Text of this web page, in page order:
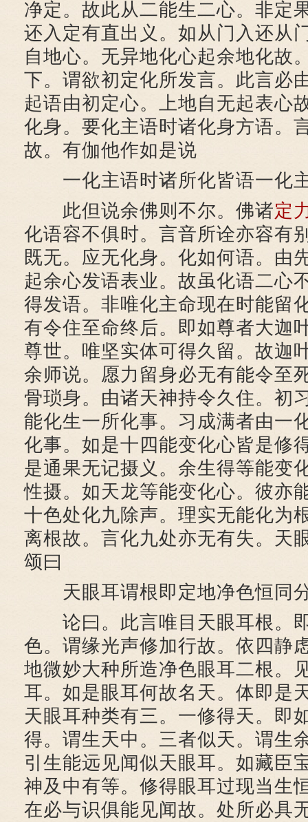
净定。故此从二能生二心。非定
还入定有直出义。如从门入还从
自地心。无异地化心起余地化故
下。谓欲初定化所发言。此言必
起语由初定心。上地自无起表心
化身。要化主语时诸化身方语。
故。有伽他作如是说
一化主语时诸所化皆语一化
此但说余佛则不尔。佛诸定
化语容不俱时。言音所诠亦容有
既无。应无化身。化如何语。由
起余心发语表业。故虽化语二心
得发语。非唯化主命现在时能留
有令住至命终后。即如尊者大迦
尊世。唯坚实体可得久留。故迦
余师说。愿力留身必无有能令至
骨琐身。由诸天神持令久住。初
能化生一所化事。习成满者由一
化事。如是十四能变化心皆是修
是通果无记摄义。余生得等能变
性摄。如天龙等能变化心。彼亦
十色处化九除声。理实无能化为
离根故。言化九处亦无有失。天
颂曰
天眼耳谓根即定地净色恒同
论曰。此言唯目天眼耳根。
色。谓缘光声修加行故。依四静
地微妙大种所造净色眼耳二根。
耳。如是眼耳何故名天。体即是
天眼耳种类有三。一修得天。即
得。谓生天中。三者似天。谓生
引生能远见闻似天眼耳。如藏臣
神及中有等。修得眼耳过现当生
在必与识俱能见闻故。处所必具